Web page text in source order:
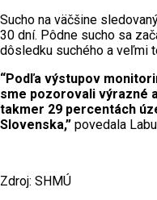
Sucho na väčšine
30 dní. Pôdne sucho sa
dôsledku suchého a veľmi
“Podľa výstupov
sme pozorovali výrazné
takmer 29 percentách
Slovenska,” povedala
Zdroj: SHMÚ